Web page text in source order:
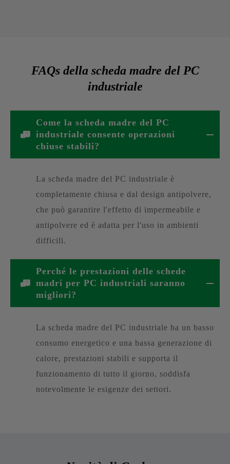
FAQs della scheda madre del PC
industriale
Come la scheda madre del PC
industriale consente operazioni
chiuse stabili?
La scheda madre del PC industriale è
completamente chiusa e dal design antipolvere,
che può garantire l'effetto di impermeabile e
antipolvere ed è adatta per l'uso in ambienti
difficili.
Perché le prestazioni delle schede
madri per PC industriali saranno
migliori?
La scheda madre del PC industriale ha un basso
consumo energetico e una bassa generazione di
calore, prestazioni stabili e supporta il
funzionamento di tutto il giorno, soddisfa
notevolmente le esigenze dei settori.